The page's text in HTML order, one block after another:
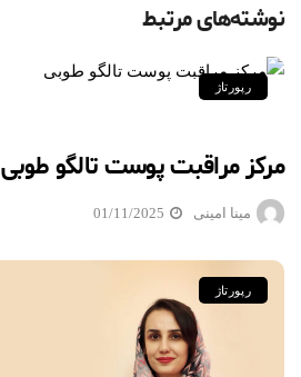
نوشته‌های مرتبط
رپورتاژ
مرکز مراقبت پوست تالگو طوبی
مینا امینی 01/11/2025
رپورتاژ